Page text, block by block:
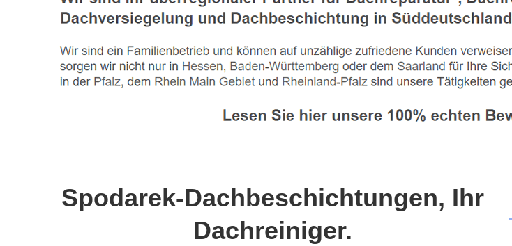
Spodarek-Dachbeschichtungen, Ihr
Dachreiniger.